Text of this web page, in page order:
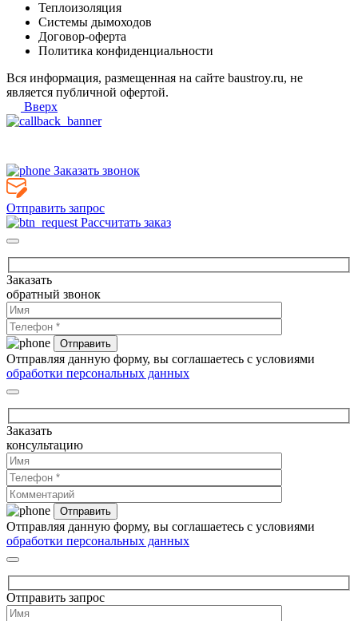
Теплоизоляция
Системы дымоходов
Договор-оферта
Политика конфиденциальности
Вся информация, размещенная на сайте baustroy.ru, не
является публичной офертой.
Вверх
Заказать звонок
Отправить запрос
Рассчитать заказ
Заказать
обратный звонок
Отправляя данную форму, вы соглашаетесь с условиями
обработки персональных данных
Заказать
консультацию
Отправляя данную форму, вы соглашаетесь с условиями
обработки персональных данных
Отправить запрос